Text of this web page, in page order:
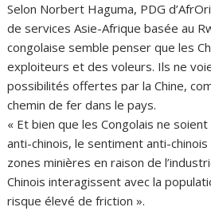
Selon Norbert Haguma, PDG
de services Asie-Afrique basée au
congolaise semble penser que les
exploiteurs et des voleurs. Ils ne
possibilités offertes par la Chine,
chemin de fer dans le pays.
« Et bien que les Congolais ne
anti-chinois, le sentiment anti-
zones minières en raison de
Chinois interagissent avec la
risque élevé de friction ».